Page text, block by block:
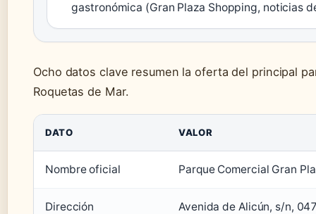
gastronómica (Gran Plaza Shopping, noticias
Ocho datos clave resumen la oferta del principal
Roquetas de Mar.
DATO VALOR
Nombre oficial Parque Comercial Gran
Dirección Avenida de Alicún, s/n,